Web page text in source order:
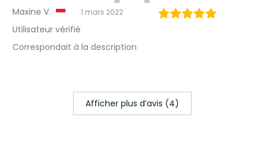
Maxine V.
Utilisateur vérifié
1 mars 2022
Correspondait à la description
Afficher plus d‘avis (4)